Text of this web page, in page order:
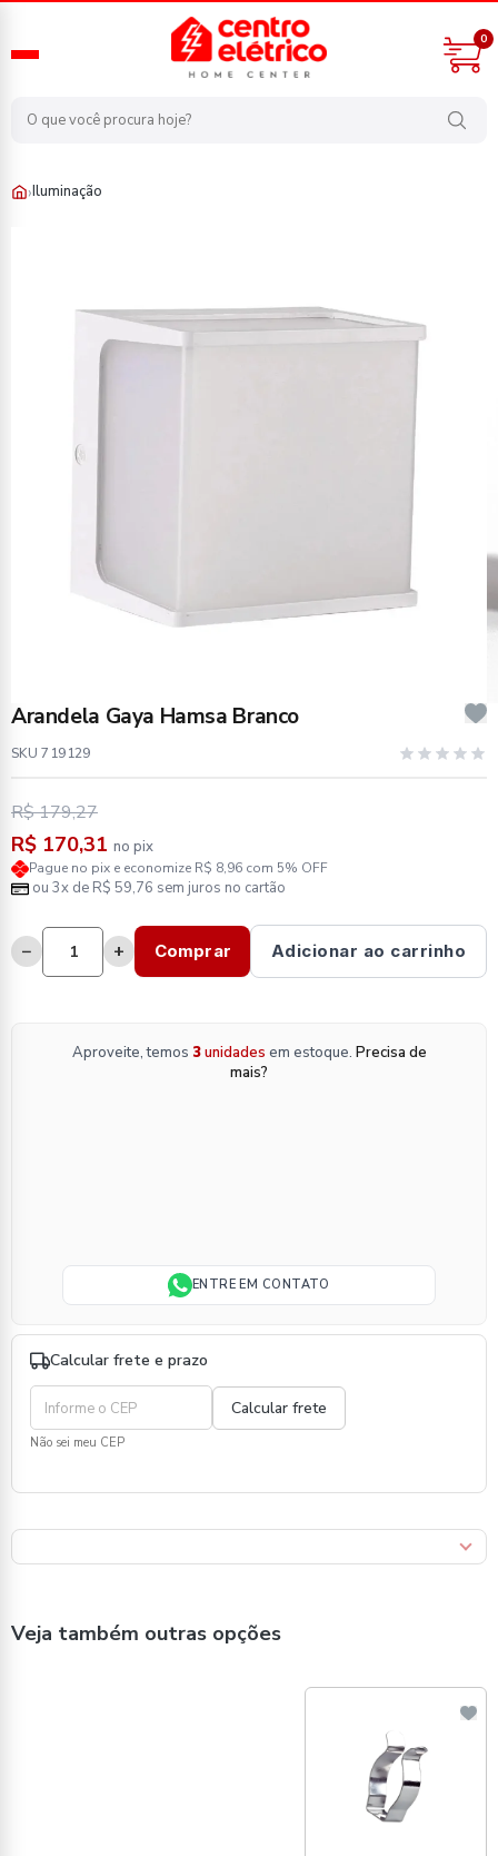
0
›Iluminação
Arandela Gaya Hamsa Branco
SKU 719129
R$ 179,27
R$ 170,31 no pix
Pague no pix e economize R$ 8,96 com 5% OFF
ou 3x de R$ 59,76 sem juros no cartão
− + Comprar Adicionar ao carrinho
Aproveite, temos 3unidades em estoque. Precisa de
mais?
ENTRE EM CONTATO
Calcular frete e prazo
Não sei meu CEP
Veja também outras opções